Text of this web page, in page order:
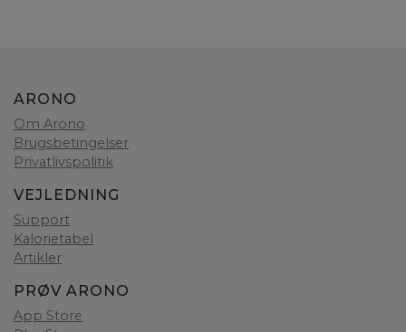
ARONO
Om Arono
Brugsbetingelser
Privatlivspolitik
VEJLEDNING
Support
Kalorietabel
Artikler
PRØV ARONO
App Store